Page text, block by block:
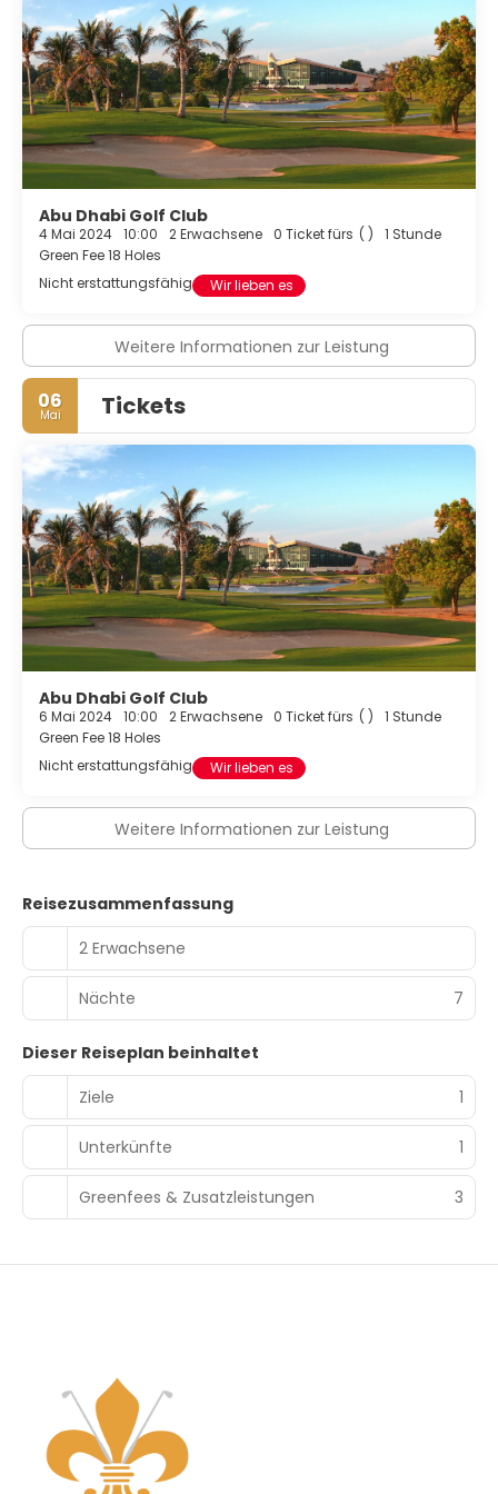
ohne Service (kostenlos).
Abu Dhabi Golf Club
4 Mai 2024 10:00 2 Erwachsene 0 Ticket fürs ( )
1 Stunde
Green Fee 18 Holes
Nicht erstattungsfähig
Wir lieben es
Weitere Informationen zur Leistung
06
Mai Tickets
Abu Dhabi Golf Club
6 Mai 2024 10:00 2 Erwachsene 0 Ticket fürs ( )
1 Stunde
Green Fee 18 Holes
Nicht erstattungsfähig
Wir lieben es
Weitere Informationen zur Leistung
Reisezusammenfassung
2 Erwachsene
Nächte 7
Dieser Reiseplan beinhaltet
Ziele
1
Unterkünfte 1
Greenfees & Zusatzleistungen 3